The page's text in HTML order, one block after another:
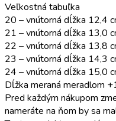
Veľkostná tabuľka
20 – vnútorná dĺžka 12,4
21 – vnútorná dĺžka 13,0
22 – vnútorná dĺžka 13,8
23 – vnútorná dĺžka 14,3
24 – vnútorná dĺžka 15,0
Dĺžka meraná meradlom
Pred každým nákupom
nameráte na ňom by sa